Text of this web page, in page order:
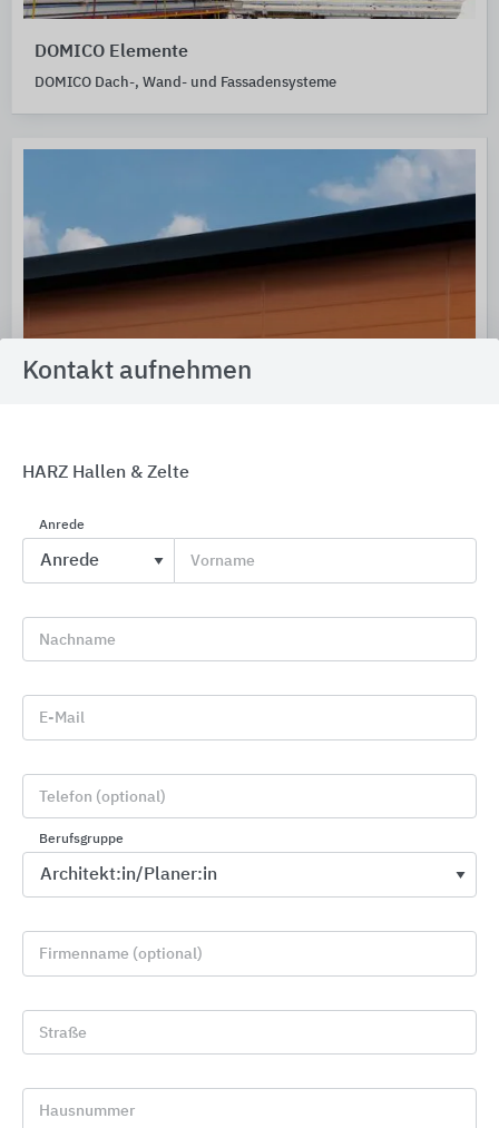
DOMICO Elemente
DOMICO Dach-, Wand- und Fassadensysteme
Verladesysteme
Novoferm
Kontakt aufnehmen
HARZ Hallen & Zelte
Anrede
Vorname
Nachname
E-Mail
Telefon (optional)
Berufsgruppe
Firmenname (optional)
Straße
Hausnummer